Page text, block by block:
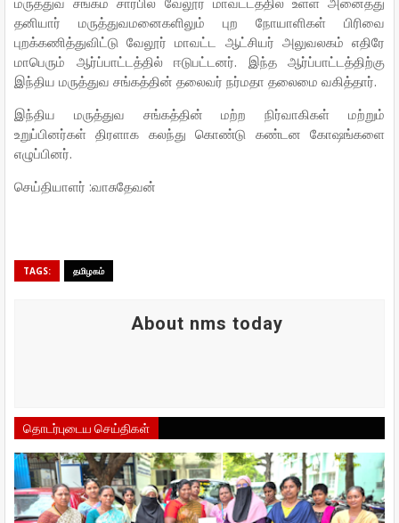
தனியார் மருத்துவமனைகளிலும் புற நோயாளிகள் பிரிவை
புறக்கணித்துவிட்டு வேலூர் மாவட்ட ஆட்சியர் அலுவலகம் எதிரே
மாபெரும் ஆர்ப்பாட்டத்தில் ஈடுபட்டனர். இந்த ஆர்ப்பாட்டத்திற்கு
இந்திய மருத்துவ சங்கத்தின் தலைவர் நர்மதா தலைமை வகித்தார்.
இந்திய மருத்துவ சங்கத்தின் மற்ற நிர்வாகிகள் மற்றும்
உறுப்பினர்கள் திரளாக கலந்து கொண்டு கண்டன கோஷங்களை
எழுப்பினர்.
செய்தியாளர் :வாசுதேவன்
TAGS: தமிழகம்
About nms today
தொடர்புடைய செய்திகள்